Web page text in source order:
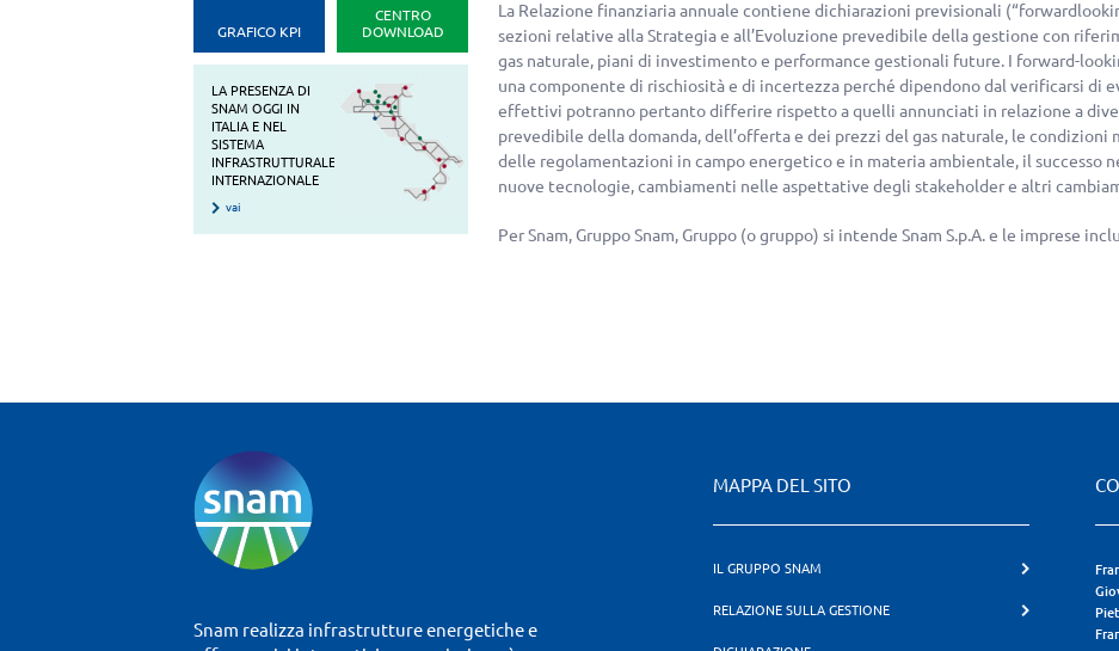
La Relazione finanziaria annuale contiene dichiarazioni previsionali
sezioni relative alla Strategia e all’Evoluzione prevedibile della gestione con
gas naturale, piani di investimento e performance gestionali future. I forward-
una componente di rischiosità e di incertezza perché dipendono dal verificarsi di
effettivi potranno pertanto differire rispetto a quelli annunciati in relazione a
prevedibile della domanda, dell’offerta e dei prezzi del gas naturale, le condizioni
delle regolamentazioni in campo energetico e in materia ambientale, il successo
nuove tecnologie, cambiamenti nelle aspettative degli stakeholder e altri
Per Snam, Gruppo Snam, Gruppo (o gruppo) si intende Snam S.p.A. e le imprese
GRAFICO KPI
CENTRO
DOWNLOAD
LA PRESENZA DI
SNAM OGGI IN
ITALIA E NEL
SISTEMA
INFRASTRUTTURALE
INTERNAZIONALE
vai
Snam realizza infrastrutture energetiche e
MAPPA DEL SITO
IL GRUPPO SNAM
RELAZIONE SULLA GESTIONE